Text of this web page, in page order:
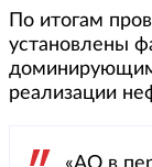
По итогам
установлены
доминирующим
реализации